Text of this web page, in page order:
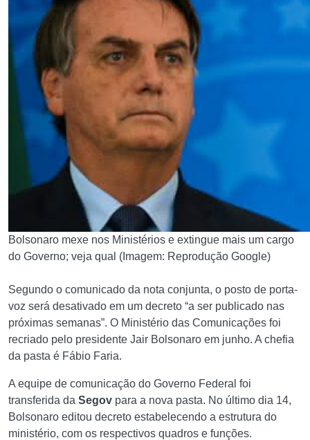
Bolsonaro mexe nos Ministérios e extingue mais um cargo
do Governo; veja qual (Imagem: Reprodução Google)
Segundo o comunicado da nota conjunta, o posto de porta-
voz será desativado em um decreto “a ser publicado nas
próximas semanas”. O Ministério das Comunicações foi
recriado pelo presidente Jair Bolsonaro em junho. A chefia
da pasta é Fábio Faria.
A equipe de comunicação do Governo Federal foi
transferida da Segov para a nova pasta. No último dia 14,
Bolsonaro editou decreto estabelecendo a estrutura do
ministério, com os respectivos quadros e funções.